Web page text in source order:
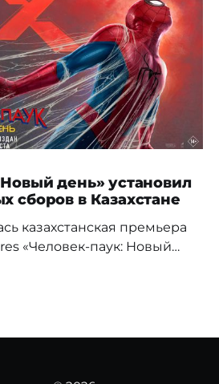
день» установил
сборов в Казахстане
казахстанская премьера
«Человек-паук: Новый